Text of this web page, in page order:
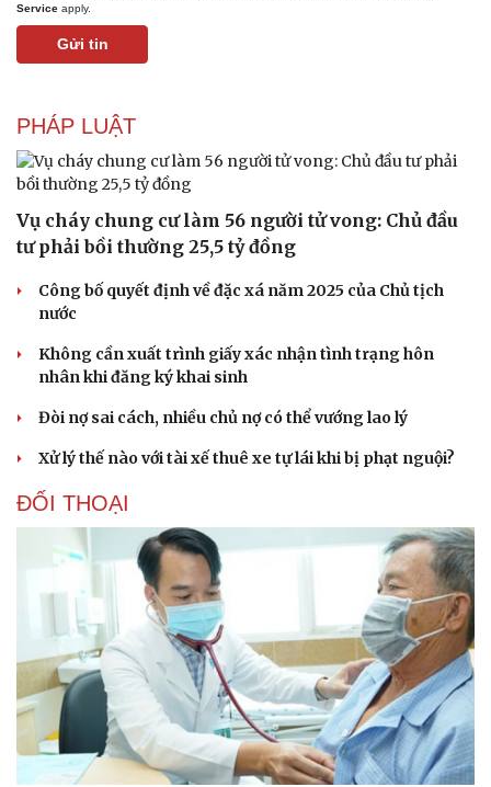
Văn hóa
Sân khấu - Điện ảnh
Âm nhạc
Di sản
Sao Việt
Podcast
Service apply.
Gửi tin
PHÁP LUẬT
Vụ cháy chung cư làm 56 người tử vong: Chủ đầu
tư phải bồi thường 25,5 tỷ đồng
Công bố quyết định về đặc xá năm 2025 của Chủ tịch
nước
Không cần xuất trình giấy xác nhận tình trạng hôn
nhân khi đăng ký khai sinh
Đòi nợ sai cách, nhiều chủ nợ có thể vướng lao lý
Xử lý thế nào với tài xế thuê xe tự lái khi bị phạt nguội?
ĐỐI THOẠI